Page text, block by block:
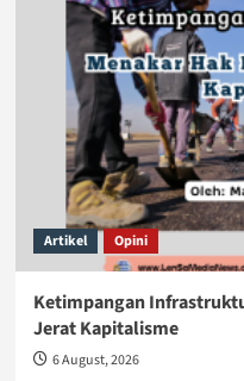
Artikel Opini
Ketimpangan
Jerat Kapitalisme
6 August, 2026